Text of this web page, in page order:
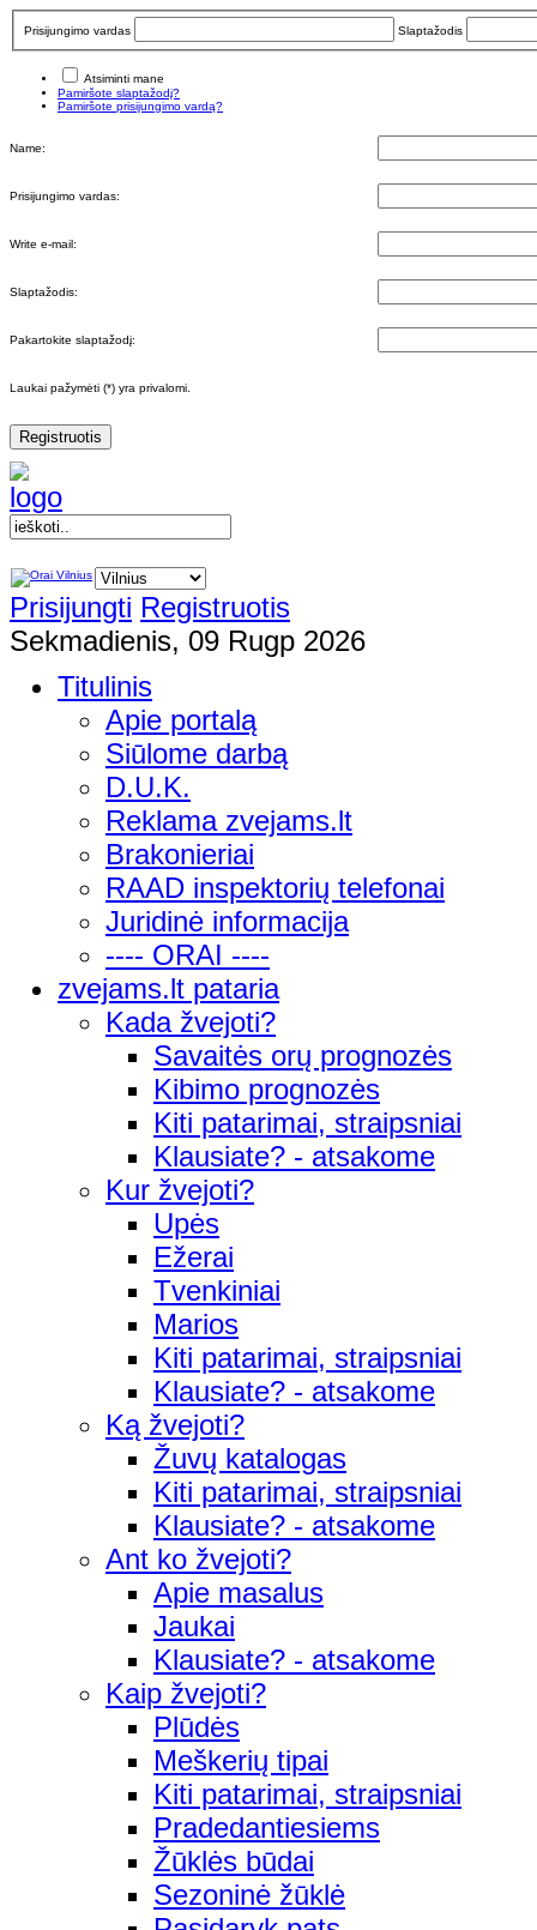
Prisijungimo vardas Slaptažodis
Atsiminti mane
Pamiršote slaptažodį?
Pamiršote prisijungimo vardą?
Name:
Prisijungimo vardas:
Write e-mail:
Slaptažodis:
Pakartokite slaptažodį:
Laukai pažymėti (*) yra privalomi.
Registruotis
Prisijungti Registruotis
Sekmadienis, 09 Rugp 2026
Titulinis
Apie portalą
Siūlome darbą
D.U.K.
Reklama zvejams.lt
Brakonieriai
RAAD inspektorių telefonai
Juridinė informacija
---- ORAI ----
zvejams.lt pataria
Kada žvejoti?
Savaitės orų prognozės
Kibimo prognozės
Kiti patarimai, straipsniai
Klausiate? - atsakome
Kur žvejoti?
Upės
Ežerai
Tvenkiniai
Marios
Kiti patarimai, straipsniai
Klausiate? - atsakome
Ką žvejoti?
Žuvų katalogas
Kiti patarimai, straipsniai
Klausiate? - atsakome
Ant ko žvejoti?
Apie masalus
Jaukai
Klausiate? - atsakome
Kaip žvejoti?
Plūdės
Meškerių tipai
Kiti patarimai, straipsniai
Pradedantiesiems
Žūklės būdai
Sezoninė žūklė